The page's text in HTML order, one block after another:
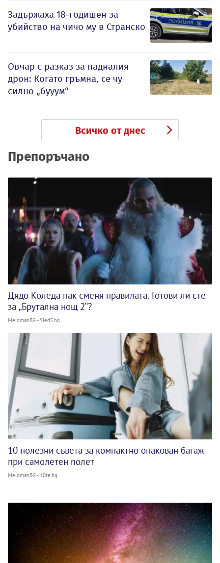
Задържаха 18-годишен за
убийство на чичо му в Странско
Овчар с разказ за падналия
дрон: Когато гръмна, се чу
силно „бууум“
Всичко от днес
Препоръчано
Дядо Коледа пак сменя правилата. Готови ли сте
за „Брутална нощ 2“?
MelomanBG - Sled5.bg
10 полезни съвета за компактно опакован багаж
при самолетен полет
MelomanBG - 10te.bg